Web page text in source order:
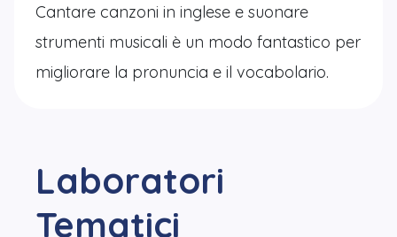
Cantare canzoni in inglese e suonare
strumenti musicali è un modo fantastico per
migliorare la pronuncia e il vocabolario.
Laboratori
Tematici